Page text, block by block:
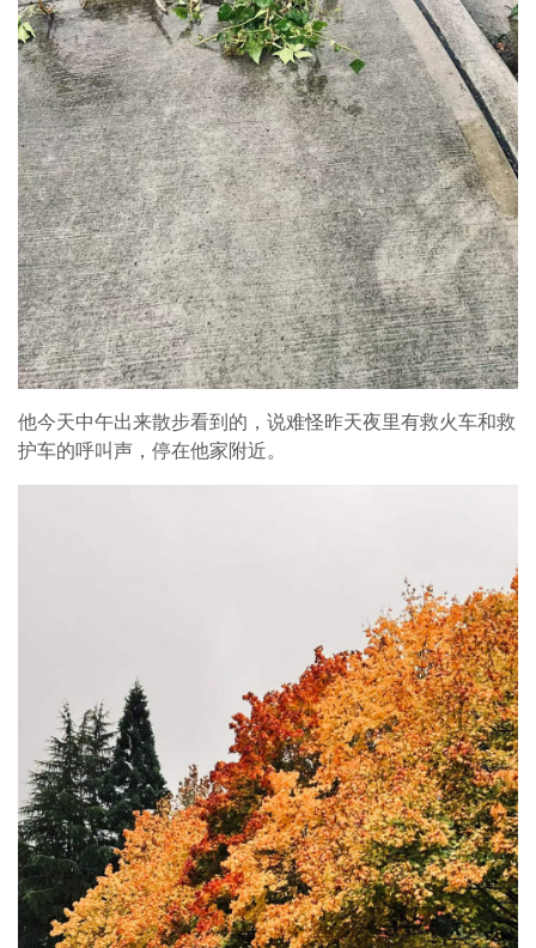
他今天中午出来散步看到的，说难怪昨天夜里有救火车和救
护车的呼叫声，停在他家附近。